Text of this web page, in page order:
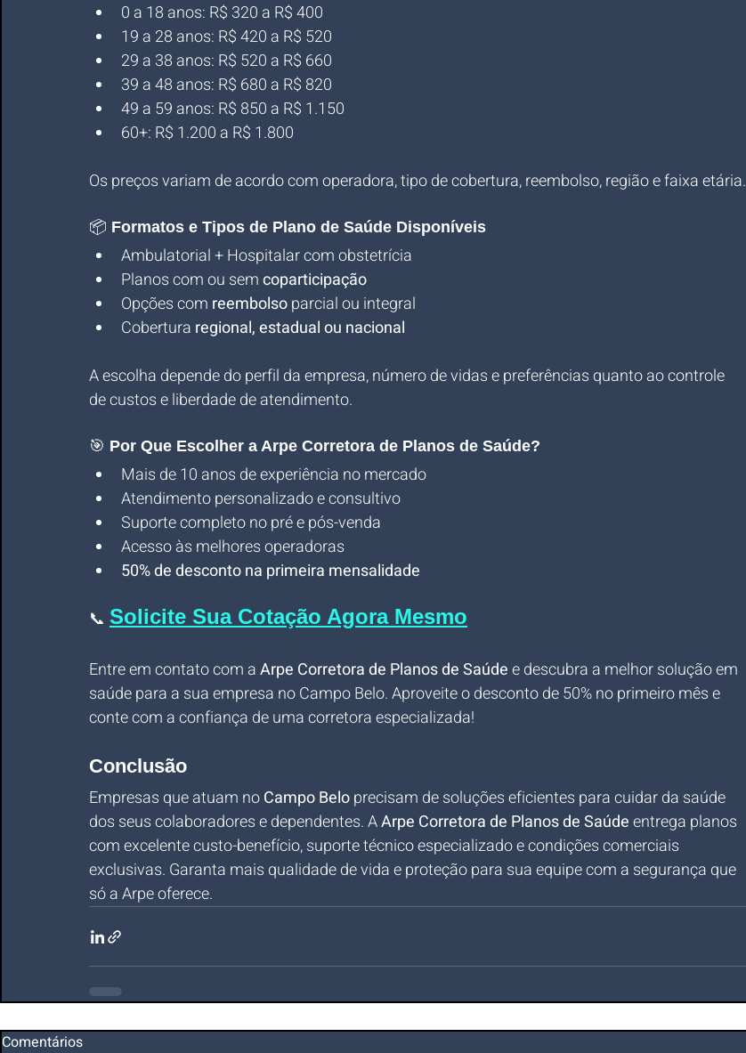
0 a 18 anos: R$ 320 a R$ 400
19 a 28 anos: R$ 420 a R$ 520
29 a 38 anos: R$ 520 a R$ 660
39 a 48 anos: R$ 680 a R$ 820
49 a 59 anos: R$ 850 a R$ 1.150
60+: R$ 1.200 a R$ 1.800
Os preços variam de acordo com operadora, tipo de cobertura, reembolso, região e faixa etária.
📦 Formatos e Tipos de Plano de Saúde Disponíveis
Ambulatorial + Hospitalar com obstetrícia
Planos com ou sem coparticipação
Opções com reembolso parcial ou integral
Cobertura regional, estadual ou nacional
A escolha depende do perfil da empresa, número de vidas e preferências quanto ao controle
de custos e liberdade de atendimento.
🎯 Por Que Escolher a Arpe Corretora de Planos de Saúde?
Mais de 10 anos de experiência no mercado
Atendimento personalizado e consultivo
Suporte completo no pré e pós-venda
Acesso às melhores operadoras
50% de desconto na primeira mensalidade
📞 Solicite Sua Cotação Agora Mesmo
Entre em contato com a Arpe Corretora de Planos de Saúde e descubra a melhor solução em
saúde para a sua empresa no Campo Belo. Aproveite o desconto de 50% no primeiro mês e
conte com a confiança de uma corretora especializada!
Conclusão
Empresas que atuam no Campo Belo precisam de soluções eficientes para cuidar da saúde
dos seus colaboradores e dependentes. A Arpe Corretora de Planos de Saúde entrega planos
com excelente custo-benefício, suporte técnico especializado e condições comerciais
exclusivas. Garanta mais qualidade de vida e proteção para sua equipe com a segurança que
só a Arpe oferece.
Comentários